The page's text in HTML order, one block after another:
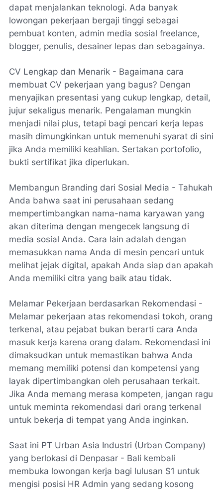
dapat menjalankan teknologi. Ada banyak
lowongan pekerjaan bergaji tinggi sebagai
pembuat konten, admin media sosial freelance,
blogger, penulis, desainer lepas dan sebagainya.
CV Lengkap dan Menarik - Bagaimana cara
membuat CV pekerjaan yang bagus? Dengan
menyajikan presentasi yang cukup lengkap, detail,
jujur ​​sekaligus menarik. Pengalaman mungkin
menjadi nilai plus, tetapi bagi pencari kerja lepas
masih dimungkinkan untuk memenuhi syarat di sini
jika Anda memiliki keahlian. Sertakan portofolio,
bukti sertifikat jika diperlukan.
Membangun Branding dari Sosial Media - Tahukah
Anda bahwa saat ini perusahaan sedang
mempertimbangkan nama-nama karyawan yang
akan diterima dengan mengecek langsung di
media sosial Anda. Cara lain adalah dengan
memasukkan nama Anda di mesin pencari untuk
melihat jejak digital, apakah Anda siap dan apakah
Anda memiliki citra yang baik atau tidak.
Melamar Pekerjaan berdasarkan Rekomendasi -
Melamar pekerjaan atas rekomendasi tokoh, orang
terkenal, atau pejabat bukan berarti cara Anda
masuk kerja karena orang dalam. Rekomendasi ini
dimaksudkan untuk memastikan bahwa Anda
memang memiliki potensi dan kompetensi yang
layak dipertimbangkan oleh perusahaan terkait.
Jika Anda memang merasa kompeten, jangan ragu
untuk meminta rekomendasi dari orang terkenal
untuk bekerja di tempat yang Anda inginkan.
Saat ini PT Urban Asia Industri (Urban Company)
yang berlokasi di Denpasar - Bali kembali
membuka lowongan kerja bagi lulusan S1 untuk
mengisi posisi HR Admin yang sedang kosong